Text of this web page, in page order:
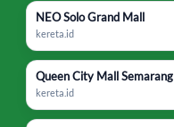
NEO Solo Grand Mall
kereta.id
Queen City Mall Semarang
kereta.id